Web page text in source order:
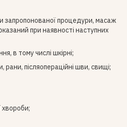
запропонованої процедури, масаж
при наявності наступних
в тому числі шкірні;
рани, післяопераційні шви, свищі;
хвороби;